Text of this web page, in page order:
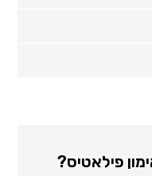
פילאטיס?